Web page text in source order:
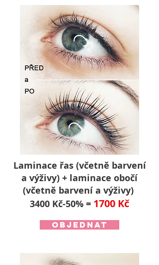
Laminace řas (včetně barvení
a výživy) + laminace obočí
(včetně barvení a výživy)
3400 Kč-50% = 1700 Kč
objednat